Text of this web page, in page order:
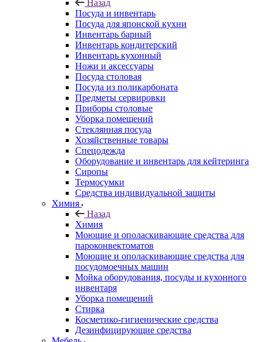
Назад
Посуда и инвентарь
Посуда для японской кухни
Инвентарь барный
Инвентарь кондитерский
Инвентарь кухонный
Ножи и аксессуары
Посуда столовая
Посуда из поликарбоната
Предметы сервировки
Приборы столовые
Уборка помещений
Стеклянная посуда
Хозяйственные товары
Спецодежда
Оборудование и инвентарь для кейтеринга
Сиропы
Термосумки
Средства индивидуальной защиты
Химия
Назад
Химия
Моющие и ополаскивающие средства для
пароконвектоматов
Моющие и ополаскивающие средства для
посудомоечных машин
Мойка оборудования, посуды и кухонного
инвентаря
Уборка помещений
Стирка
Косметико-гигиенические средства
Дезинфицирующие средства